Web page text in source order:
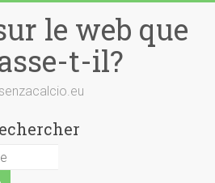
le web que
t-il?